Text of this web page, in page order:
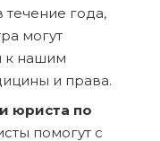
года,
могут
к нашим
и права.
юриста по
помогут с